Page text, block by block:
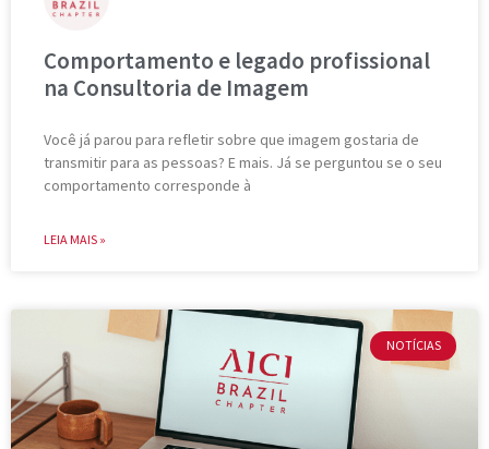
Comportamento e legado profissional
na Consultoria de Imagem
Você já parou para refletir sobre que imagem gostaria de
transmitir para as pessoas? E mais. Já se perguntou se o seu
comportamento corresponde à
LEIA MAIS »
NOTÍCIAS